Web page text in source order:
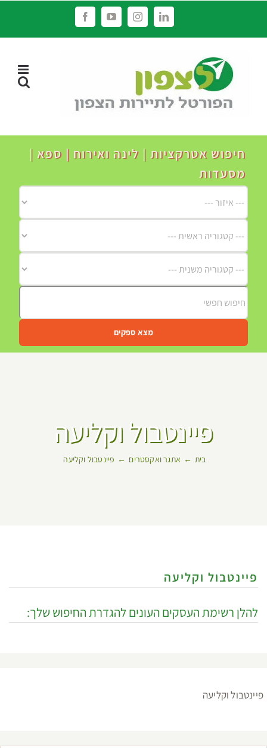
LinkedIn
Instagram
YouTube
Facebook
חיפוש אטרקציות | לינה ואירוח | ספא |
מסעדות
מצא ספקים
פיינטבול וקליעה
בית אתגר ואקסטרים פיינטבול וקליעה
פיינטבול וקליעה
להלן רשימת העסקים העונים להגדרת החיפוש שלך:
פיינטבול וקליעה